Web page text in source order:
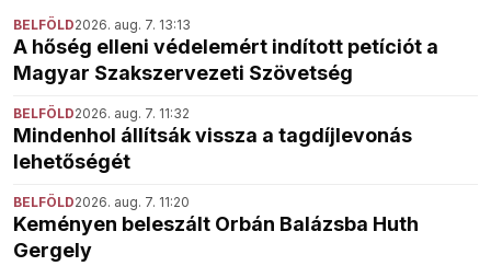
BELFÖLD2026. aug. 7. 13:13
A hőség elleni védelemért indított petíciót a
Magyar Szakszervezeti Szövetség
BELFÖLD2026. aug. 7. 11:32
Mindenhol állítsák vissza a tagdíjlevonás
lehetőségét
BELFÖLD2026. aug. 7. 11:20
Keményen beleszált Orbán Balázsba Huth
Gergely